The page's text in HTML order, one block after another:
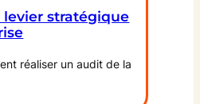
levier stratégique
réaliser un audit de la